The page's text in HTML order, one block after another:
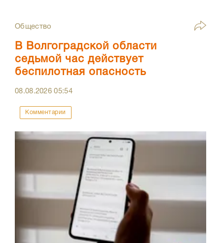
Общество
В Волгоградской области
седьмой час действует
беспилотная опасность
08.08.202605:54
Комментарии